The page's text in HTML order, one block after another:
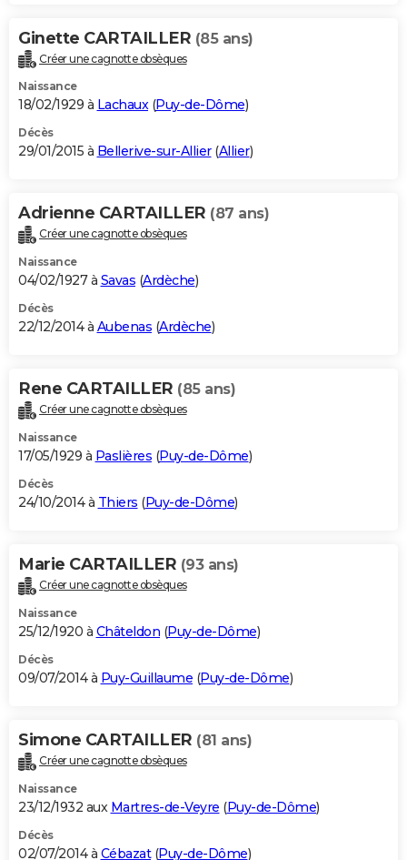
Ginette CARTAILLER (85 ans)
Créer une cagnotte obsèques
Naissance
18/02/1929 à Lachaux(Puy-de-Dôme)
Décès
29/01/2015 à Bellerive-sur-Allier(Allier)
Adrienne CARTAILLER (87 ans)
Créer une cagnotte obsèques
Naissance
04/02/1927 à Savas (Ardèche)
Décès
22/12/2014 à Aubenas (Ardèche)
Rene CARTAILLER (85 ans)
Créer une cagnotte obsèques
Naissance
17/05/1929 à Paslières (Puy-de-Dôme)
Décès
24/10/2014 à Thiers (Puy-de-Dôme)
Marie CARTAILLER (93 ans)
Créer une cagnotte obsèques
Naissance
25/12/1920 à Châteldon (Puy-de-Dôme)
Décès
09/07/2014 à Puy-Guillaume (Puy-de-Dôme)
Simone CARTAILLER (81 ans)
Créer une cagnotte obsèques
Naissance
23/12/1932 aux Martres-de-Veyre (Puy-de-Dôme)
Décès
02/07/2014 à Cébazat(Puy-de-Dôme)